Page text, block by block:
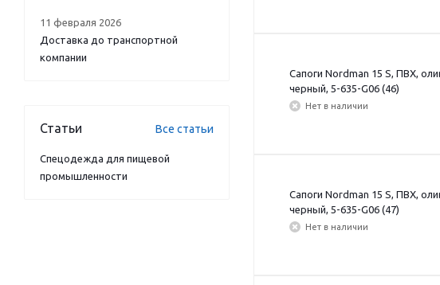
Сапоги Nordman 15 S, ПВХ,
черный, 5-635-G06 (46)
Нет в наличии
Сапоги Nordman 15 S, ПВХ,
черный, 5-635-G06 (47)
Нет в наличии
11 февраля 2026
Доставка до транспортной
компании
Статьи Все статьи
Спецодежда для пищевой
промышленности